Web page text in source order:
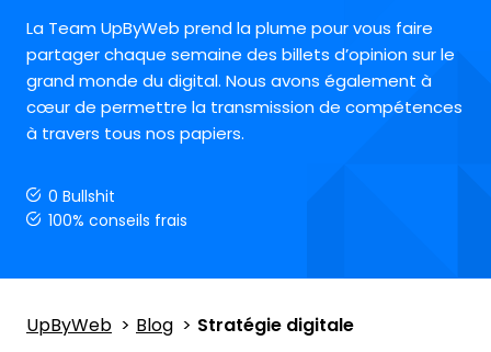
La Team UpByWeb prend la plume pour vous faire
partager chaque semaine des billets d’opinion sur le
grand monde du digital. Nous avons également à
cœur de permettre la transmission de compétences
à travers tous nos papiers.
0 Bullshit
100% conseils frais
UpByWeb Blog Stratégie digitale